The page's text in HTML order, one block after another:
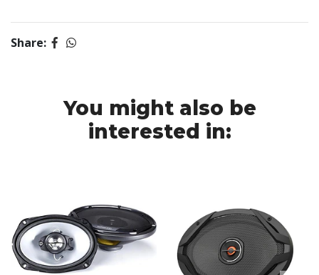
Share:
You might also be
interested in: